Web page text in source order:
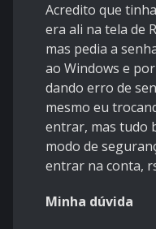
Acredito que
era ali na tela de
mas pedia a
ao Windows e
dando erro de
mesmo eu
entrar, mas tudo
modo de
entrar na conta,
Minha dúvida